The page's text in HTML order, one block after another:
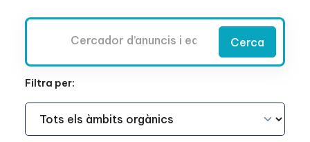
Cerca
Filtra per:
Àmbit Funcional